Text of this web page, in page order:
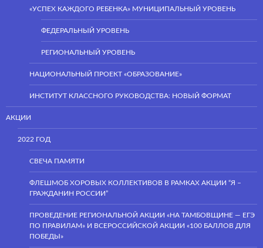
«УСПЕХ КАЖДОГО РЕБЕНКА» МУНИЦИПАЛЬНЫЙ УРОВЕНЬ
ФЕДЕРАЛЬНЫЙ УРОВЕНЬ
РЕГИОНАЛЬНЫЙ УРОВЕНЬ
НАЦИОНАЛЬНЫЙ ПРОЕКТ «ОБРАЗОВАНИЕ»
ИНСТИТУТ КЛАССНОГО РУКОВОДСТВА: НОВЫЙ ФОРМАТ
АКЦИИ
2022 ГОД
СВЕЧА ПАМЯТИ
ФЛЕШМОБ ХОРОВЫХ КОЛЛЕКТИВОВ В РАМКАХ АКЦИИ “Я –
ГРАЖДАНИН РОССИИ”
ПРОВЕДЕНИЕ РЕГИОНАЛЬНОЙ АКЦИИ «НА ТАМБОВЩИНЕ — ЕГЭ
ПО ПРАВИЛАМ» И ВСЕРОССИЙСКОЙ АКЦИИ «100 БАЛЛОВ ДЛЯ
ПОБЕДЫ»